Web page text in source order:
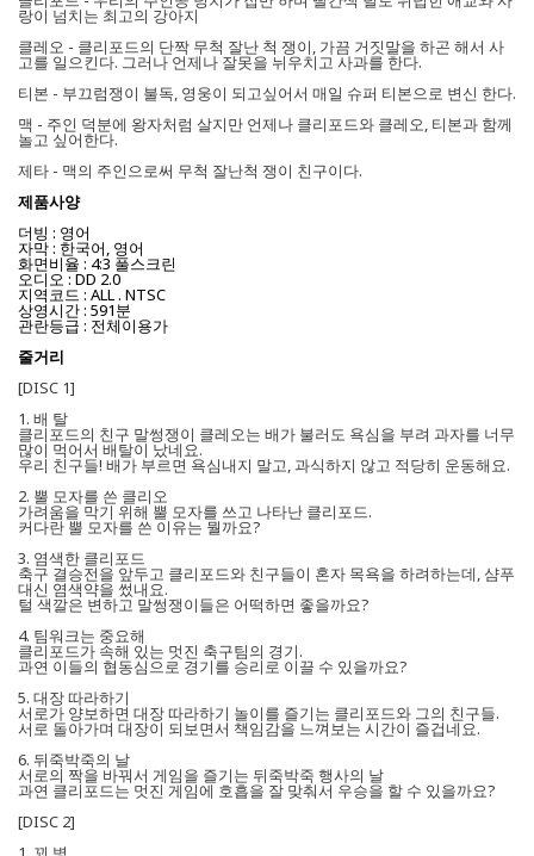
랑이 넘치는 최고의 강아지
클레오 - 클리포드의 단짝 무척 잘난 척 쟁이, 가끔 거짓말을 하곤 해서 사
고를 일으킨다. 그러나 언제나 잘못을 뉘우치고 사과를 한다.
티본 - 부끄럼쟁이 불독, 영웅이 되고싶어서 매일 슈퍼 티본으로 변신 한다.
맥 - 주인 덕분에 왕자처럼 살지만 언제나 클리포드와 클레오, 티본과 함께
놀고 싶어한다.
제타 - 맥의 주인으로써 무척 잘난척 쟁이 친구이다.
제품사양
더빙 : 영어
자막 : 한국어, 영어
화면비율 : 4:3 풀스크린
오디오 : DD 2.0
지역코드 : ALL . NTSC
상영시간 : 591분
관란등급 : 전체이용가
줄거리
[DISC 1]
1. 배 탈
클리포드의 친구 말썽쟁이 클레오는 배가 불러도 욕심을 부려 과자를 너무
많이 먹어서 배탈이 났네요.
우리 친구들! 배가 부르면 욕심내지 말고, 과식하지 않고 적당히 운동해요.
2. 뿔 모자를 쓴 클리오
가려움을 막기 위해 뿔 모자를 쓰고 나타난 클리포드.
커다란 뿔 모자를 쓴 이유는 뭘까요?
3. 염색한 클리포드
축구 결승전을 앞두고 클리포드와 친구들이 혼자 목욕을 하려하는데, 샴푸
대신 염색약을 썼내요.
털 색깔은 변하고 말썽쟁이들은 어떡하면 좋을까요?
4. 팀워크는 중요해
클리포드가 속해 있는 멋진 축구팀의 경기.
과연 이들의 협동심으로 경기를 승리로 이끌 수 있을까요?
5. 대장 따라하기
서로가 양보하면 대장 따라하기 놀이를 즐기는 클리포드와 그의 친구들.
서로 돌아가며 대장이 되보면서 책임감을 느껴보는 시간이 즐겁네요.
6. 뒤죽박죽의 날
서로의 짝을 바꿔서 게임을 즐기는 뒤죽박죽 행사의 날
과연 클리포드는 멋진 게임에 호흡을 잘 맞춰서 우승을 할 수 있을까요?
[DISC 2]